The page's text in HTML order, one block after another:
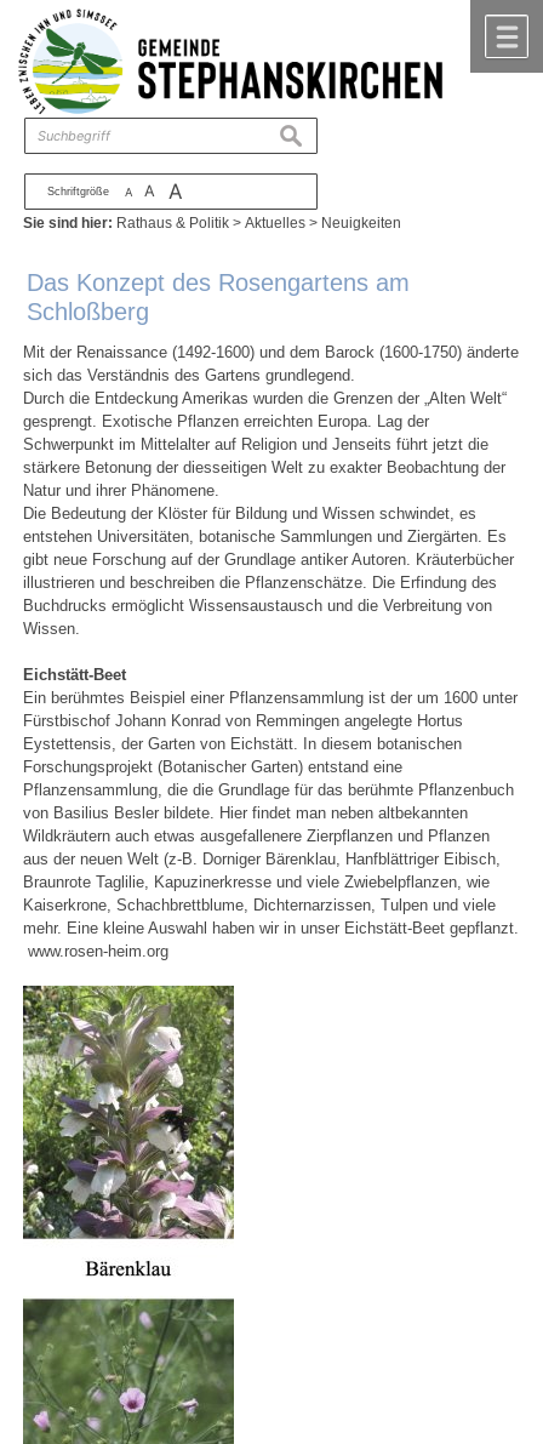
Zum Inhalt ,zur Navigation
Schriftgröße A A A
suchen
Sie sind hier: Rathaus & Politik >Aktuelles > Neuigkeiten
Das Konzept des Rosengartens am
Schloßberg
Mit der Renaissance (1492-1600) und dem Barock (1600-1750) änderte
sich das Verständnis des Gartens grundlegend.
Durch die Entdeckung Amerikas wurden die Grenzen der „Alten Welt“
gesprengt. Exotische Pflanzen erreichten Europa. Lag der
Schwerpunkt im Mittelalter auf Religion und Jenseits führt jetzt die
stärkere Betonung der diesseitigen Welt zu exakter Beobachtung der
Natur und ihrer Phänomene.
Die Bedeutung der Klöster für Bildung und Wissen schwindet, es
entstehen Universitäten, botanische Sammlungen und Ziergärten. Es
gibt neue Forschung auf der Grundlage antiker Autoren. Kräuterbücher
illustrieren und beschreiben die Pflanzenschätze. Die Erfindung des
Buchdrucks ermöglicht Wissensaustausch und die Verbreitung von
Wissen.
Eichstätt-Beet
Ein berühmtes Beispiel einer Pflanzensammlung ist der um 1600 unter
Fürstbischof Johann Konrad von Remmingen angelegte Hortus
Eystettensis, der Garten von Eichstätt. In diesem botanischen
Forschungsprojekt (Botanischer Garten) entstand eine
Pflanzensammlung, die die Grundlage für das berühmte Pflanzenbuch
von Basilius Besler bildete. Hier findet man neben altbekannten
Wildkräutern auch etwas ausgefallenere Zierpflanzen und Pflanzen
aus der neuen Welt (z-B. Dorniger Bärenklau, Hanfblättriger Eibisch,
Braunrote Taglilie, Kapuzinerkresse und viele Zwiebelpflanzen, wie
Kaiserkrone, Schachbrettblume, Dichternarzissen, Tulpen und viele
mehr. Eine kleine Auswahl haben wir in unser Eichstätt-Beet gepflanzt.
www.rosen-heim.org